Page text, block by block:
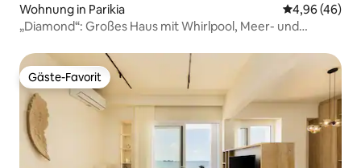
Wohnung in Parikia
4,96 (46)
„Diamond“: Großes Haus mit Whirlpool, Meer- und
Gäste-Favorit
Gäste-Favorit